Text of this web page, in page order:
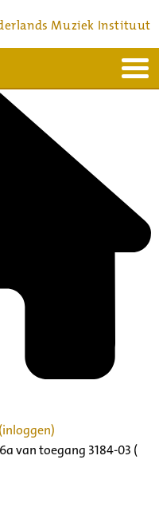
Muziek Instituut
van toegang 3184-03 (